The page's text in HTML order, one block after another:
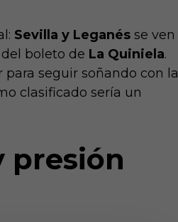
Sevilla y Leganés se ven
boleto de La Quiniela.
seguir soñando con la
clasificado sería un
presión